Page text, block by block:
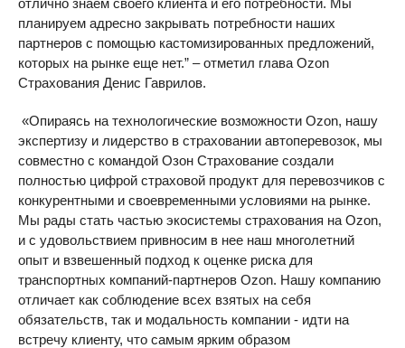
отлично знаем своего клиента и его потребности. Мы
планируем адресно закрывать потребности наших
партнеров с помощью кастомизированных предложений,
которых на рынке еще нет.” – отметил глава Ozon
Страхования Денис Гаврилов.
«Опираясь на технологические возможности Ozon, нашу
экспертизу и лидерство в страховании автоперевозок, мы
совместно с командой Озон Страхование создали
полностью цифрой страховой продукт для перевозчиков с
конкурентными и своевременными условиями на рынке.
Мы рады стать частью экосистемы страхования на Ozon,
и с удовольствием привносим в нее наш многолетний
опыт и взвешенный подход к оценке риска для
транспортных компаний-партнеров Ozon. Нашу компанию
отличает как соблюдение всех взятых на себя
обязательств, так и модальность компании - идти на
встречу клиенту, что самым ярким образом